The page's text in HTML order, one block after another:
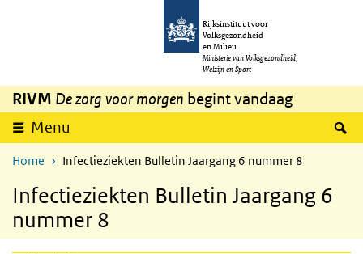
Overslaan en naar de inhoud gaan
Rijksinstituut voor
Volksgezondheid
en Milieu
Ministerie van Volksgezondheid,
Welzijn en Sport
RIVM De zorg voor morgen begint vandaag
Menu
Home Infectieziekten Bulletin Jaargang 6 nummer 8
Infectieziekten Bulletin Jaargang 6
nummer 8